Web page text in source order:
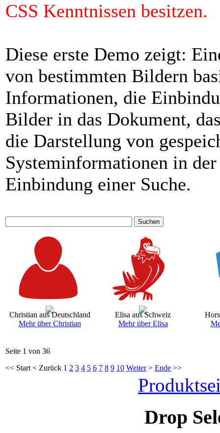
CSS Kenntnissen besitzen.
Diese erste Demo zeigt:
von bestimmten Bildern
Informationen, die
Bilder in das Dokument,
die Darstellung von
Systeminformationen in
Einbindung einer Suche.
Suchen
Christian aus Deutschland
Mehr über Christian
Elisa aus Schweiz
Mehr über Elisa
Seite 1 von 36
<< Start < Zurück 1 2 3 4 5 6 7 8 9 10 Weiter> Ende >>
Drop